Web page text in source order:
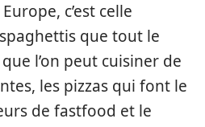
c’est celle
que tout le
l’on peut cuisiner de
les pizzas qui font le
de fastfood et le